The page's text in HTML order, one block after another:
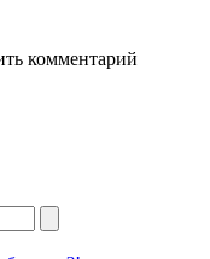
комментарий